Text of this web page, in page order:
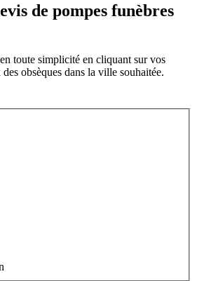
de pompes funèbres
toute simplicité en cliquant sur vos
obsèques dans la ville souhaitée.